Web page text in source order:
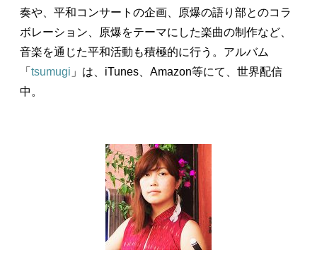
奏や、平和コンサートの企画、原爆の語り部とのコラ
ボレーション、原爆をテーマにした楽曲の制作など、
音楽を通じた平和活動も積極的に行う。アルバム
「 tsumugi 」は、iTunes、Amazon等にて、世界配信
中。